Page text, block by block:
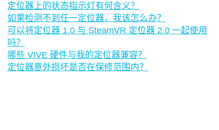
定位器上的状态指示灯有何含义？
如果检测不到任一定位器，我该怎么办？
可以将定位器 1.0 与 SteamVR 定位器 2.0 一起使用
吗？
哪些 VIVE 硬件与我的定位器兼容？
定位器意外损坏是否在保修范围内？